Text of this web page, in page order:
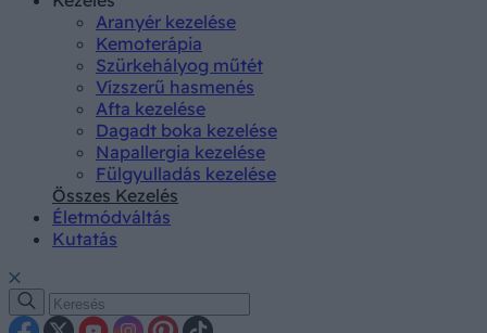
Aranyér kezelése
Kemoterápia
Szürkehályog műtét
Vízszerű hasmenés
Afta kezelése
Dagadt boka kezelése
Napallergia kezelése
Fülgyulladás kezelése
Összes Kezelés
Életmódváltás
Kutatás